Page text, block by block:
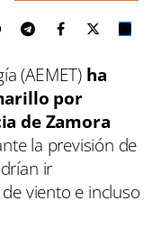
(AEMET) ha
por
de Zamora
la previsión de
ir
viento e incluso